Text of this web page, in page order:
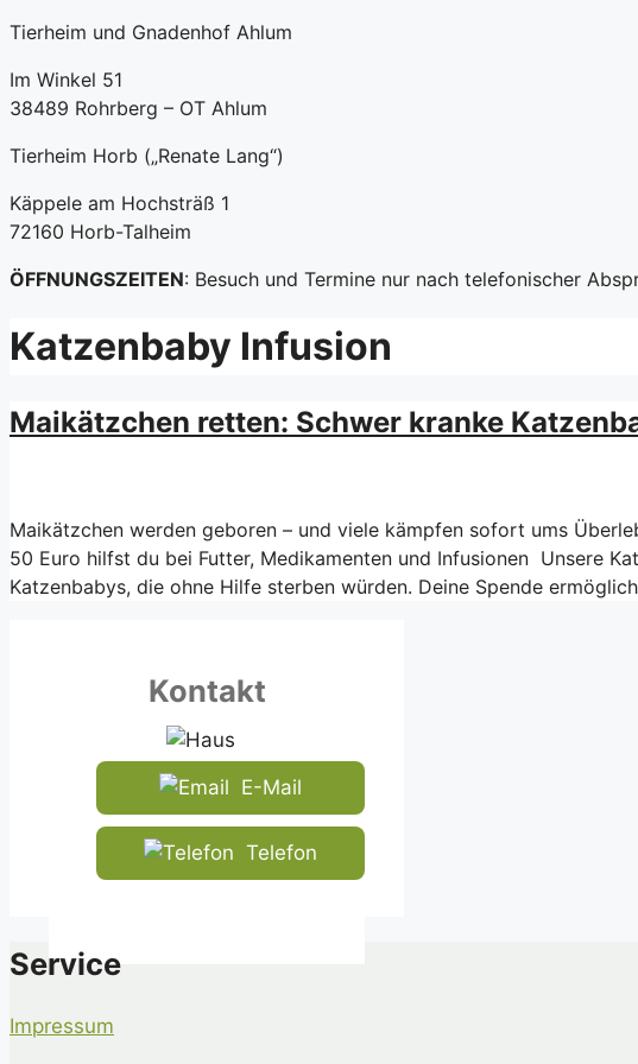
Tierheim und Gnadenhof Ahlum
Im Winkel 51
38489 Rohrberg – OT Ahlum
Tierheim Horb („Renate Lang“)
Käppele am Hochsträß 1
72160 Horb-Talheim
ÖFFNUNGSZEITEN: Besuch und Termine nur nach telefonischer
Katzenbaby Infusion
Maikätzchen retten: Schwer kranke
Maikätzchen werden geboren – und viele kämpfen sofort ums
50 Euro hilfst du bei Futter, Medikamenten und Infusionen Unsere
Katzenbabys, die ohne Hilfe sterben würden. Deine Spende
Kontakt
E-Mail
Telefon
Service
Impressum